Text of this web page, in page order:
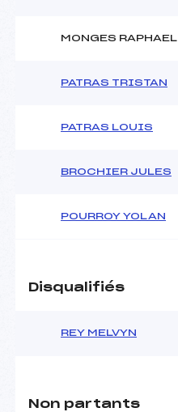
MONGES RAPHAEL
PATRAS TRISTAN
PATRAS LOUIS
BROCHIER JULES
POURROY YOLAN
Disqualifiés
REY MELVYN
Non partants